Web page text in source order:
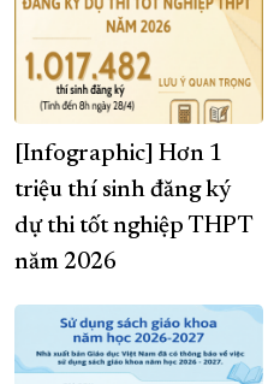
[Infographic] Hơn 1
triệu thí sinh đăng ký
dự thi tốt nghiệp THPT
năm 2026